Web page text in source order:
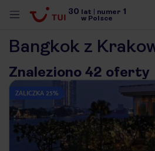
30 lat numer 1
w Polsce
Bangkok z
Znaleziono 42 oferty
ZALICZKA 25%